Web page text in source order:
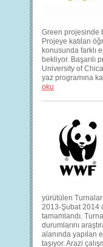
Green projesinde
Projeye katılan
konusunda farklı
bekliyor. Başarılı
University of
yaz programına
oku
yürütülen
2013-Şubat 2014
tamamlandı.
durumlarını
alanında yapılan
taşıyor. Arazi